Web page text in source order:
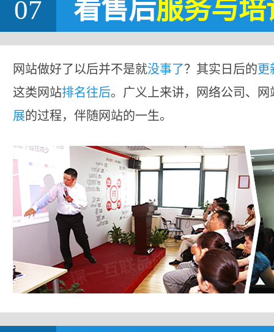
07 看售后服务与培
网站做好了以后并不是就没事了？其实日后的更
这类网站排名往后。广义上来讲，网络公司、
展的过程，伴随网站的一生。